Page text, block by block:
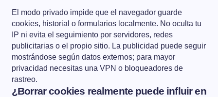
El modo privado impide que el navegador guarde
cookies, historial o formularios localmente. No oculta tu
IP ni evita el seguimiento por servidores, redes
publicitarias o el propio sitio. La publicidad puede seguir
mostrándose según datos externos; para mayor
privacidad necesitas una VPN o bloqueadores de
rastreo.
¿Borrar cookies realmente puede influir en